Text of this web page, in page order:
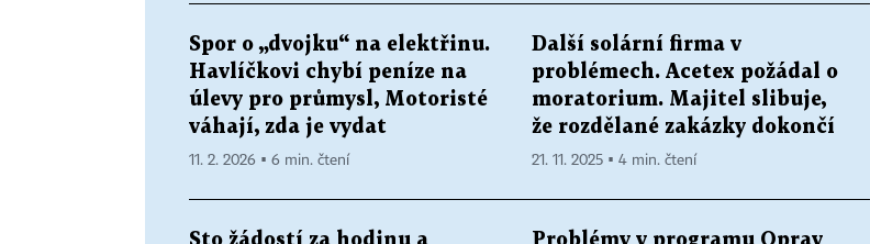
Spor o „dvojku“ na elektřinu.
Havlíčkovi chybí peníze na
úlevy pro průmysl, Motoristé
váhají, zda je vydat
11. 2. 2026 ▪ 6 min. čtení
Další solární firma v
problémech. Acetex požádal o
moratorium. Majitel slibuje,
že rozdělané zakázky dokončí
21. 11. 2025 ▪ 4 min. čtení
Sto žádostí za hodinu a Problémy v programu Oprav